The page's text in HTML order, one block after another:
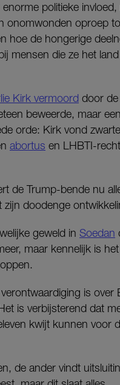
politieke
onomwonden oproep
hoe de hongerige
mensen die ze het
Kirk vermoord door de
beweerde, maar
orde: Kirk vond
abortus en LHBTI-
de Trump-bende nu
doodenge
geweld in Soedan
maar kennelijk is
is over
is verbijsterend dat
kwijt kunnen voor
de ander vindt